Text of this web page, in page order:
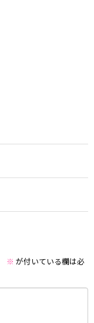
※ が付いている欄は必